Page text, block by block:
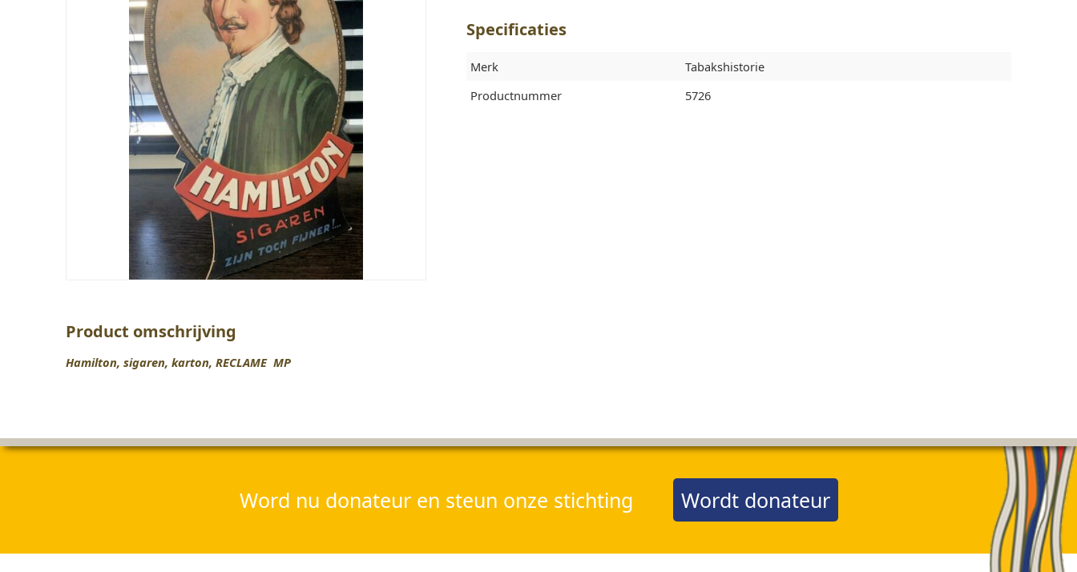
Product omschrijving
Hamilton, sigaren, karton, RECLAME MP
Specificaties
Merk
Tabakshistorie
Productnummer
5726
Word nu donateur en steun onze stichting Wordt donateur